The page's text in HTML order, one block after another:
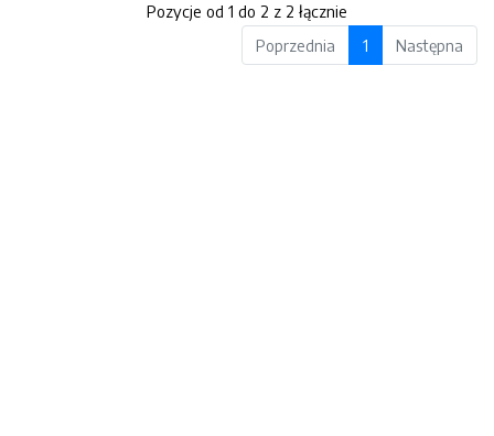
Pozycje od 1 do 2 z 2 łącznie
Poprzednia
1 Następna